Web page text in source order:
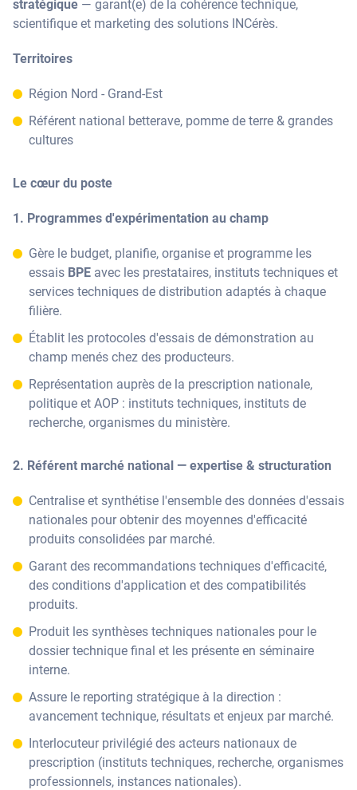
stratégique — garant(e) de la cohérence technique,
scientifique et marketing des solutions INCérès.
Territoires
Région Nord - Grand-Est
Référent national betterave, pomme de terre & grandes
cultures
Le cœur du poste
1. Programmes d'expérimentation au champ
Gère le budget, planifie, organise et programme les
essais BPE avec les prestataires, instituts techniques et
services techniques de distribution adaptés à chaque
filière.
Établit les protocoles d'essais de démonstration au
champ menés chez des producteurs.
Représentation auprès de la prescription nationale,
politique et AOP : instituts techniques, instituts de
recherche, organismes du ministère.
2. Référent marché national — expertise & structuration
Centralise et synthétise l'ensemble des données d'essais
nationales pour obtenir des moyennes d'efficacité
produits consolidées par marché.
Garant des recommandations techniques d'efficacité,
des conditions d'application et des compatibilités
produits.
Produit les synthèses techniques nationales pour le
dossier technique final et les présente en séminaire
interne.
Assure le reporting stratégique à la direction :
avancement technique, résultats et enjeux par marché.
Interlocuteur privilégié des acteurs nationaux de
prescription (instituts techniques, recherche, organismes
professionnels, instances nationales).